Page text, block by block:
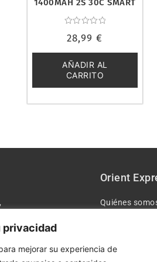
privacidad
mejorar su experiencia de
1400MAH 2S 30C SMART
SPMX142S30H2
con
de
5
28,99€
AÑADIR AL
CARRITO
Orient
Quiénes
Condiciones